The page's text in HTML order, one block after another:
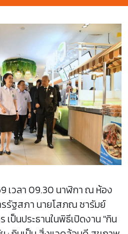
เวลา 09.30 นาฬิกา ณ ห้อง
รรัฐสภา นายโสภณ ซารัมย์
ป็นประธานในพิธีเปิดงาน "กิน